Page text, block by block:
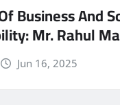
Business And
Mr. Rahul
Jun 16, 2025